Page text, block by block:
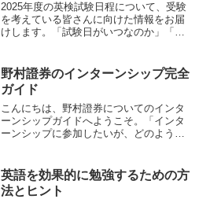
2025年度の英検試験日程について、受験
を考えている皆さんに向けた情報をお届
けします。「試験日がいつなのか」「受
で今回は、2025年度の英検6月試験の日程
や受験案内を、...
野村證券のインターンシップ完全
ガイド
こんにちは、野村證券についてのインタ
ーンシップガイドへようこそ。「インタ
ーンシップに参加したいが、どのように
しょうか？そこで今回は、野村證券のイ
ンターンシップの全貌を、...
英語を効果的に勉強するための方
法とヒント